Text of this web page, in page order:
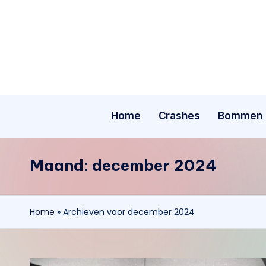
Home Crashes Bommen
Maand: december 2024
Home » Archieven voor december 2024